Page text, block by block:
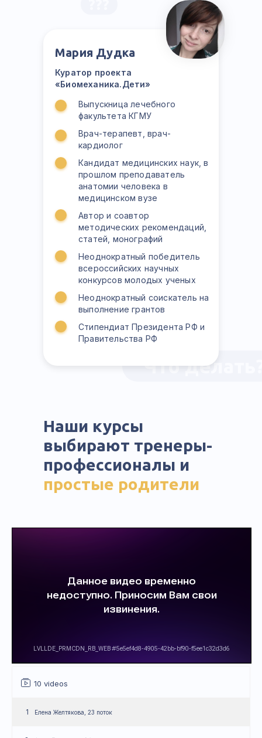
Что
Мария Дудка
Выпускница лечебного
факультета КГМУ
Куратор проекта
«Биомеханика.Дети»
Врач-терапевт, врач-
кардиолог
Автор и соавтор
методических рекомендаций,
статей, монографий
Кандидат медицинских наук, в
прошлом преподаватель
анатомии человека в
медицинском вузе
Неоднократный победитель
всероссийских научных
конкурсов молодых ученых
Неоднократный соискатель на
выполнение грантов
Стипендиат Президента РФ и
Правительства РФ
Наши курсы
выбирают тренеры-
профессионалы и
простые родители
10 videos
1 Елена Желтякова, 23 поток